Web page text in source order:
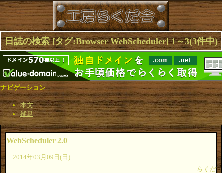
日誌の検索 [タグ:Browser WebScheduler] 1～3(3件中)
ナビゲーション
本文
補足
WebScheduler 2.0
2014年03月09日(日)
らくだ